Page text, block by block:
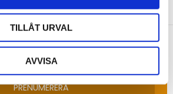
TILLÅT URVAL
AVVISA
nyhetsbrev och ta del av de
PRENUMERERA